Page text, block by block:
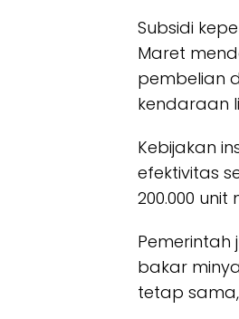
Subsidi
Maret
pembelian
kendaraan
Kebijakan
efektivitas
200.000
Pemerintah
bakar
tetap